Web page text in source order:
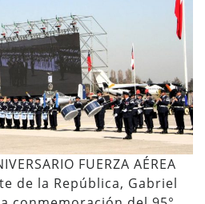
FUERZA AÉREA
de la República, Gabriel